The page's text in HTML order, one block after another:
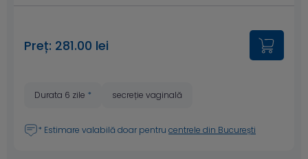
Preț: 281.00 lei
Durata 6 zile * secreție vaginală
* Estimare valabilă doar pentru centrele din București